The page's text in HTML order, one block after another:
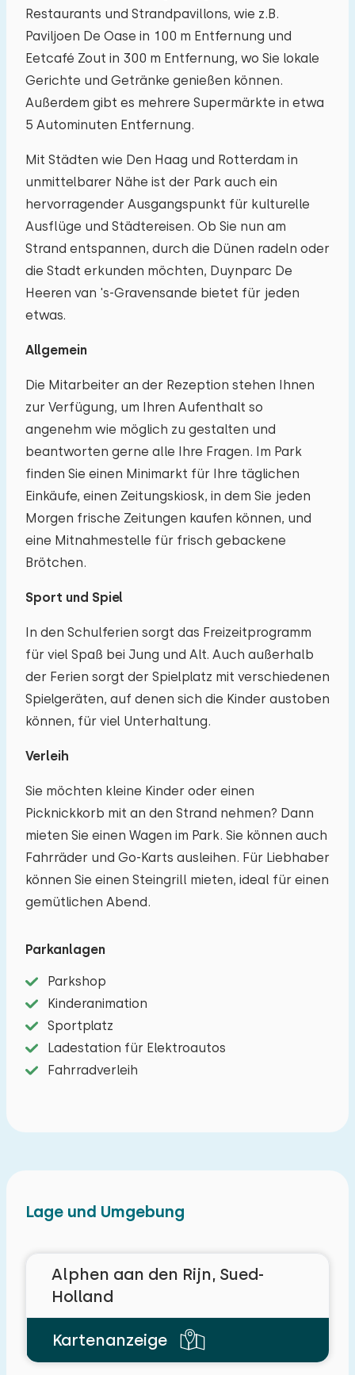
Restaurants und Strandpavillons, wie z.B.
Paviljoen De Oase in 100 m Entfernung und
Eetcafé Zout in 300 m Entfernung, wo Sie lokale
Gerichte und Getränke genießen können.
Außerdem gibt es mehrere Supermärkte in etwa
5 Autominuten Entfernung.
Mit Städten wie Den Haag und Rotterdam in
unmittelbarer Nähe ist der Park auch ein
hervorragender Ausgangspunkt für kulturelle
Ausflüge und Städtereisen. Ob Sie nun am
Strand entspannen, durch die Dünen radeln oder
die Stadt erkunden möchten, Duynparc De
Heeren van 's-Gravensande bietet für jeden
etwas.
Allgemein
Die Mitarbeiter an der Rezeption stehen Ihnen
zur Verfügung, um Ihren Aufenthalt so
angenehm wie möglich zu gestalten und
beantworten gerne alle Ihre Fragen. Im Park
finden Sie einen Minimarkt für Ihre täglichen
Einkäufe, einen Zeitungskiosk, in dem Sie jeden
Morgen frische Zeitungen kaufen können, und
eine Mitnahmestelle für frisch gebackene
Brötchen.
Sport und Spiel
In den Schulferien sorgt das Freizeitprogramm
für viel Spaß bei Jung und Alt. Auch außerhalb
der Ferien sorgt der Spielplatz mit verschiedenen
Spielgeräten, auf denen sich die Kinder austoben
können, für viel Unterhaltung.
Verleih
Sie möchten kleine Kinder oder einen
Picknickkorb mit an den Strand nehmen? Dann
mieten Sie einen Wagen im Park. Sie können auch
Fahrräder und Go-Karts ausleihen. Für Liebhaber
können Sie einen Steingrill mieten, ideal für einen
gemütlichen Abend.
Parkanlagen
Parkshop
Kinderanimation
Sportplatz
Ladestation für Elektroautos
Fahrradverleih
Lage und Umgebung
Alphen aan den Rijn, Sued-
Holland
Kartenanzeige